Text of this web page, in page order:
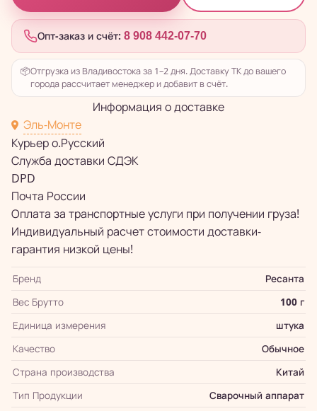
Опт-заказ и счёт: 8 908 442-07-70
📦Отгрузка из Владивостока за 1–2 дня. Доставку ТК до вашего
города рассчитает менеджер и добавит в счёт.
Информация о доставке
Эль-Монте
Курьер о.Русский
Служба доставки СДЭК
DPD
Почта России
Оплата за транспортные услуги при получении груза!
Индивидуальный расчет стоимости доставки-
гарантия низкой цены!
Бренд
Ресанта
Вес Брутто
100 г
Единица измерения
штука
Качество
Обычное
Страна производства
Китай
Тип Продукции
Сварочный аппарат